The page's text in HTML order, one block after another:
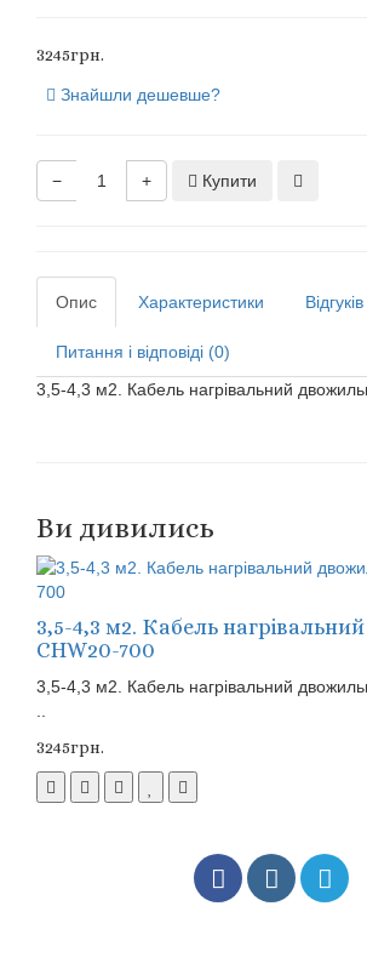
3245грн.
Знайшли дешевше?
− + Купити
Опис Характеристики
Питання і відповіді (0)
3,5-4,3 м2. Кабель нагрівальний
Ви дивились
3,5-4,3 м2. Кабель
CHW20-700
3,5-4,3 м2. Кабель нагрівальний
3245грн.